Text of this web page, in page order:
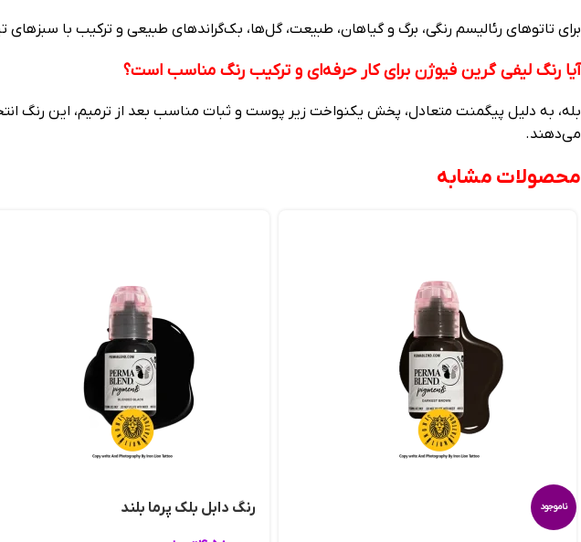
برای تاتوهای رئالیسم رنگی، برگ و گیاهان، طبیعت، گل‌ها، بک‌گراندهای طبیعی و ترکیب با
آیا رنگ لیفی گرین فیوژن برای کار حرفه‌ای و ترکیب رنگ مناسب است؟
بله، به دلیل پیگمنت متعادل، پخش یکنواخت زیر پوست و ثبات مناسب بعد از ترمیم، این رنگ
می‌دهند.
محصولات مشابه
ناموجود رنگ دابل بلک پرما بلند